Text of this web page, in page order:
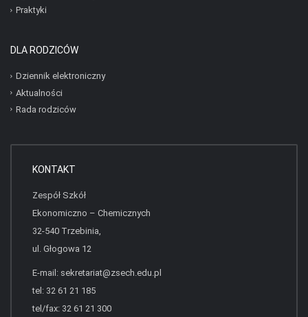
Praktyki
DLA RODZICÓW
Dziennik elektroniczny
Aktualności
Rada rodziców
KONTAKT
Zespół Szkół
Ekonomiczno – Chemicznych
32-540 Trzebinia,
ul. Głogowa 12
E-mail: sekretariat@zsech.edu.pl
tel: 32 61 21 185
tel/fax: 32 61 21 300